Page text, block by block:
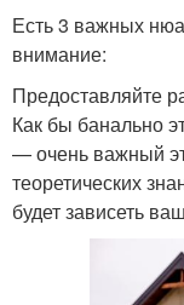
Есть 3 важных
внимание:
Предоставляйте
Как бы банально
— очень важный
теоретических
будет зависеть